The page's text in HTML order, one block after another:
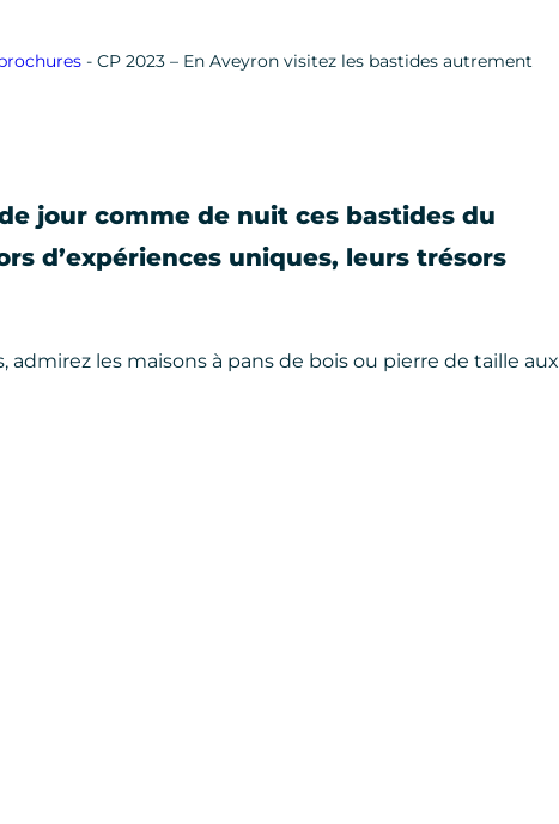
- CP 2023 – En Aveyron visitez les bastides autrement
jour comme de nuit ces bastides du
d’expériences uniques, leurs trésors
les maisons à pans de bois ou pierre de taille aux